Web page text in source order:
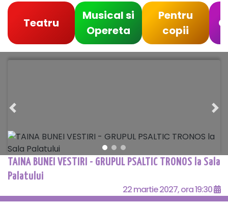
Teatru
Musical si
Opereta
Pentru
copii
Previous
TAINA BUNEI VESTIRI - GRUPUL PSALTIC TRONOS la Sala
Palatului
22 martie 2027, ora 19:30